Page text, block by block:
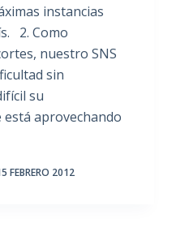
instancias
2. Como
nuestro SNS
sin
su
aprovechando
FEBRERO 2012